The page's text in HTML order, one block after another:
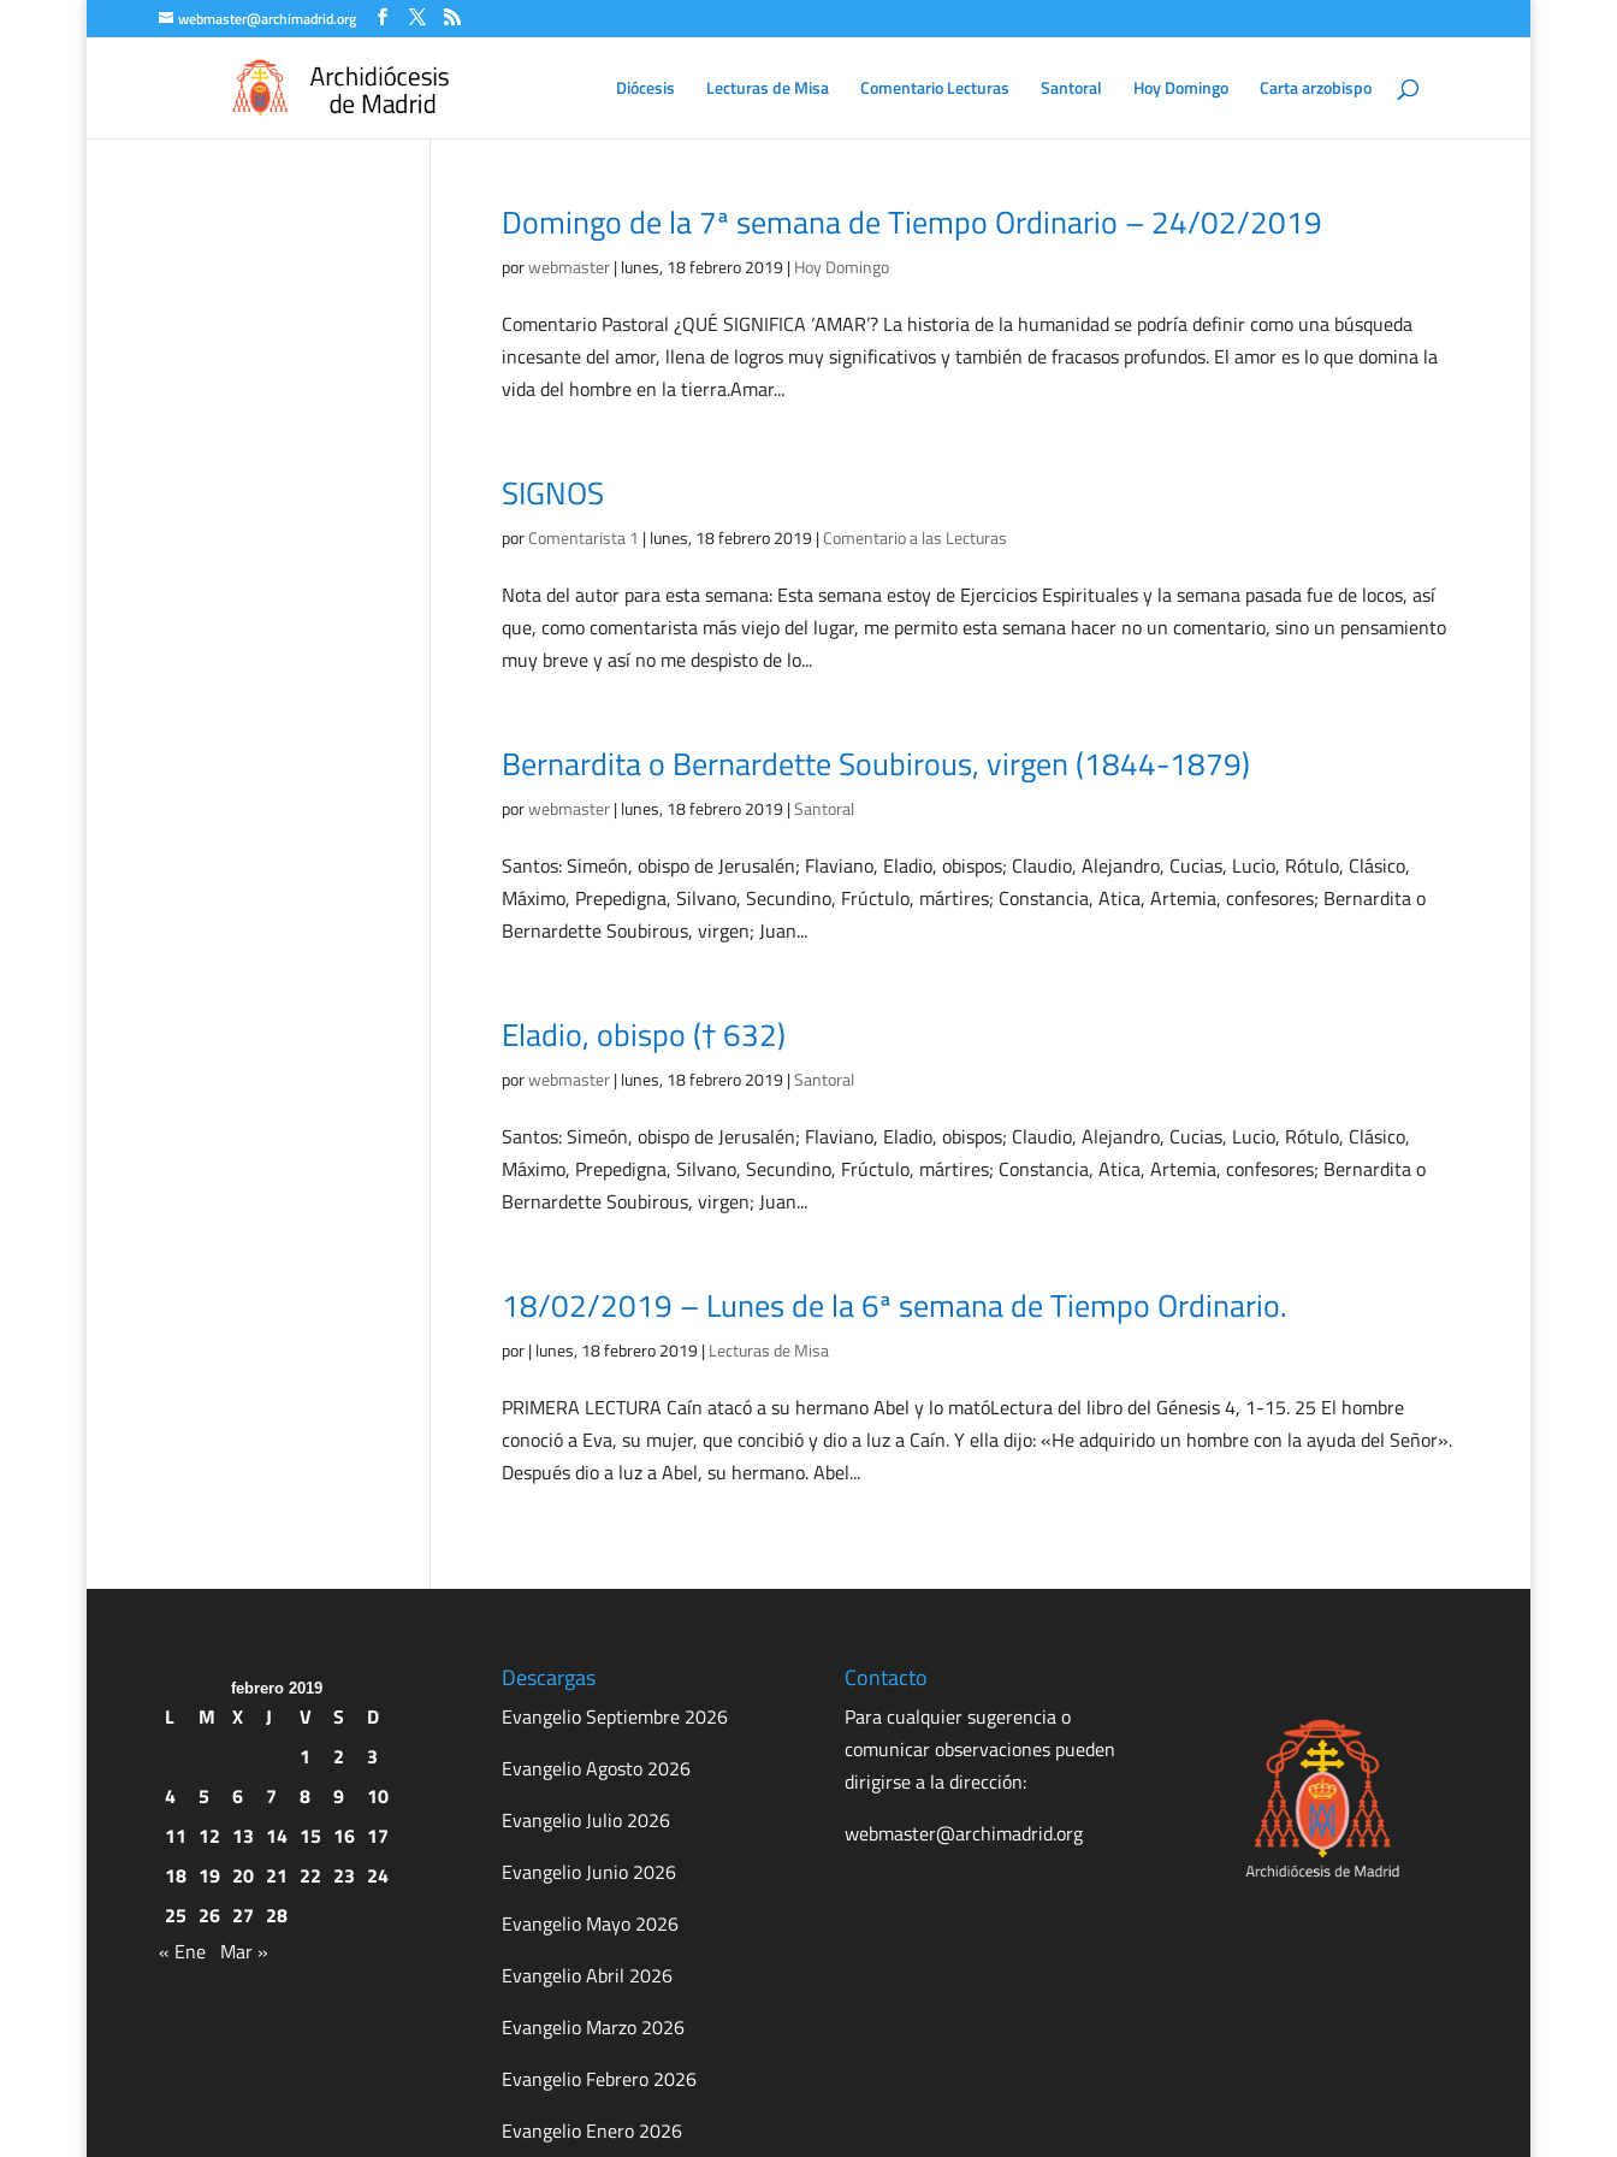
webmaster@archimadrid.org
Diócesis Lecturas de Misa Comentario Lecturas Santoral Hoy Domingo Carta arzobispo
Domingo de la 7ª semana de Tiempo Ordinario – 24/02/2019
porwebmaster|lunes, 18 febrero 2019|Hoy Domingo
Comentario Pastoral ¿QUÉ SIGNIFICA ‘AMAR’? La historia de la humanidad se podría definir como una búsqueda
incesante del amor, llena de logros muy significativos y también de fracasos profundos. El amor es lo que domina la
vida del hombre en la tierra.Amar...
SIGNOS
porComentarista 1 |lunes, 18 febrero 2019|Comentario a las Lecturas
Nota del autor para esta semana: Esta semana estoy de Ejercicios Espirituales y la semana pasada fue de locos, así
que, como comentarista más viejo del lugar, me permito esta semana hacer no un comentario, sino un pensamiento
muy breve y así no me despisto de lo...
Bernardita o Bernardette Soubirous, virgen (1844-1879)
porwebmaster|lunes, 18 febrero 2019|Santoral
Santos: Simeón, obispo de Jerusalén; Flaviano, Eladio, obispos; Claudio, Alejandro, Cucias, Lucio, Rótulo, Clásico,
Máximo, Prepedigna, Silvano, Secundino, Frúctulo, mártires; Constancia, Atica, Artemia, confesores; Bernardita o
Bernardette Soubirous, virgen; Juan...
Eladio, obispo († 632)
porwebmaster|lunes, 18 febrero 2019|Santoral
Santos: Simeón, obispo de Jerusalén; Flaviano, Eladio, obispos; Claudio, Alejandro, Cucias, Lucio, Rótulo, Clásico,
Máximo, Prepedigna, Silvano, Secundino, Frúctulo, mártires; Constancia, Atica, Artemia, confesores; Bernardita o
Bernardette Soubirous, virgen; Juan...
18/02/2019 – Lunes de la 6ª semana de Tiempo Ordinario.
por|lunes, 18 febrero 2019|Lecturas de Misa
PRIMERA LECTURA Caín atacó a su hermano Abel y lo matóLectura del libro del Génesis 4, 1-15. 25 El hombre
conoció a Eva, su mujer, que concibió y dio a luz a Caín. Y ella dijo: «He adquirido un hombre con la ayuda del Señor».
Después dio a luz a Abel, su hermano. Abel...
febrero 2019
L M X J V S
D
1
2
3
4
5 6 7 8 9
10
11 12 13 14 15 16 17
18 19 20 21 22 23 24
25 26 27 28
« Ene Mar »
Descargas
Evangelio Septiembre 2026
Evangelio Agosto 2026
Evangelio Julio 2026
Evangelio Junio 2026
Evangelio Mayo 2026
Evangelio Abril 2026
Evangelio Marzo 2026
Evangelio Febrero 2026
Evangelio Enero 2026
Contacto
Para cualquier sugerencia o
comunicar observaciones pueden
dirigirse a la dirección:
webmaster@archimadrid.org